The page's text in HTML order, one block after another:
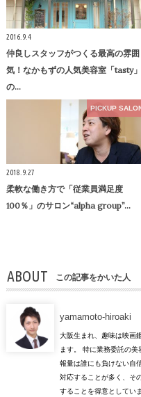
2016.9.4
仲良しスタッフがつくる最高の雰囲
気！なかもずの人気美容室「tasty」
の…
PICKUP
2018.9.27
柔軟な働き方で「従業員満足度
100％」のサロン“alpha group”…
ABOUT この記事をかいた人
yamamoto-hiroaki
大阪生まれ、趣味は映画
ます。 特に業務委託の
報量は誰にも負けない自
対応することが多く、そ
することを得意としてい